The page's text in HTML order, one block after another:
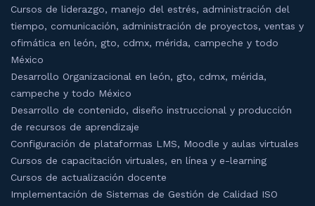
Cursos de liderazgo, manejo del estrés, administración del
tiempo, comunicación, administración de proyectos, ventas y
ofimática en león, gto, cdmx, mérida, campeche y todo
México
Desarrollo Organizacional en león, gto, cdmx, mérida,
campeche y todo México
Desarrollo de contenido, diseño instruccional y producción
de recursos de aprendizaje
Configuración de plataformas LMS, Moodle y aulas virtuales
Cursos de capacitación virtuales, en línea y e-learning
Cursos de actualización docente
Implementación de Sistemas de Gestión de Calidad ISO